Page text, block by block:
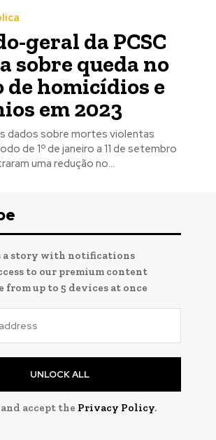
geral da PCSC
sobre queda no
de homicídios e
em 2023
dados sobre mortes violentas
de 1º de janeiro a 11 de setembro
uma redução no...
a story with notifications
to our premium content
from up to 5 devices at once
UNLOCK ALL
accept the Privacy Policy.